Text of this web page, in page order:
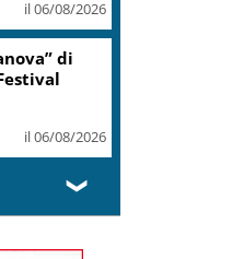
il 06/08/2026
è
5 gare
il 06/08/2026
❯